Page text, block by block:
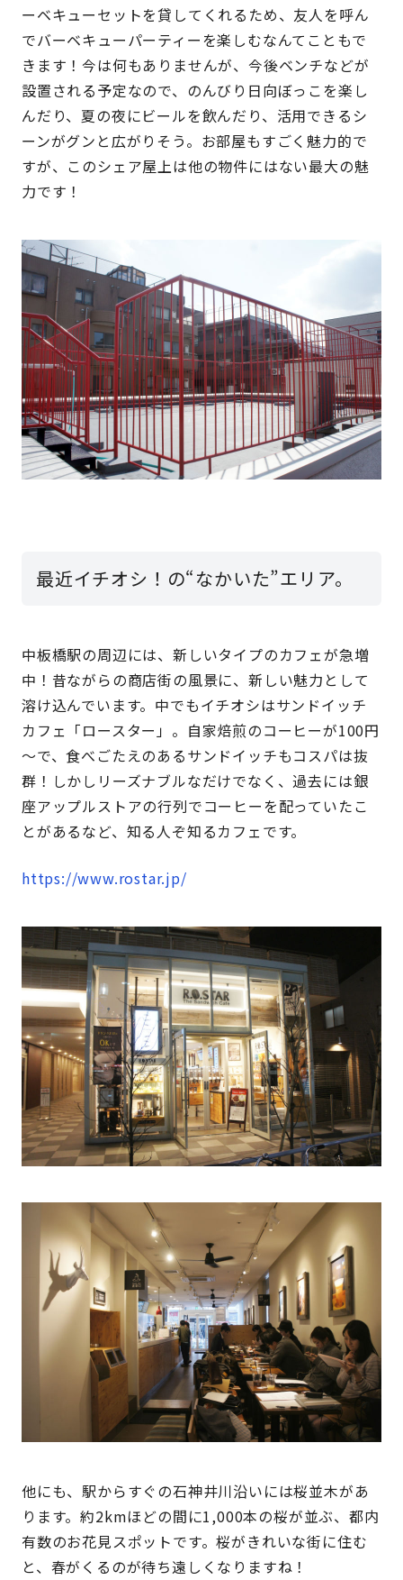
ーベキューセットを貸してくれるため、友人を呼ん
でバーベキューパーティーを楽しむなんてこともで
きます！今は何もありませんが、今後ベンチなどが
設置される予定なので、のんびり日向ぼっこを楽し
んだり、夏の夜にビールを飲んだり、活用できるシ
ーンがグンと広がりそう。お部屋もすごく魅力的で
すが、このシェア屋上は他の物件にはない最大の魅
力です！
最近イチオシ！の“なかいた”エリア。
中板橋駅の周辺には、新しいタイプのカフェが急増
中！昔ながらの商店街の風景に、新しい魅力として
溶け込んでいます。中でもイチオシはサンドイッチ
カフェ「ロースター」。自家焙煎のコーヒーが100円
～で、食べごたえのあるサンドイッチもコスパは抜
群！しかしリーズナブルなだけでなく、過去には銀
座アップルストアの行列でコーヒーを配っていたこ
とがあるなど、知る人ぞ知るカフェです。
https://www.rostar.jp/
他にも、駅からすぐの石神井川沿いには桜並木があ
ります。約2kmほどの間に1,000本の桜が並ぶ、都内
有数のお花見スポットです。桜がきれいな街に住む
と、春がくるのが待ち遠しくなりますね！